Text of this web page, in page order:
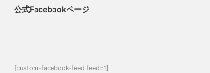
公式Facebookページ
[custom-facebook-feed feed=1]